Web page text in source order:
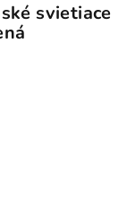
svietiace